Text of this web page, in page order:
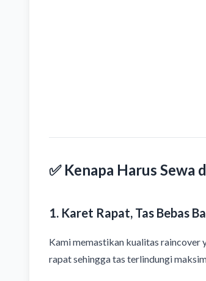
✅ Kenapa Harus
1. Karet Rapat, Tas Bebas
Kami memastikan kualitas raincover
rapat sehingga tas terlindungi